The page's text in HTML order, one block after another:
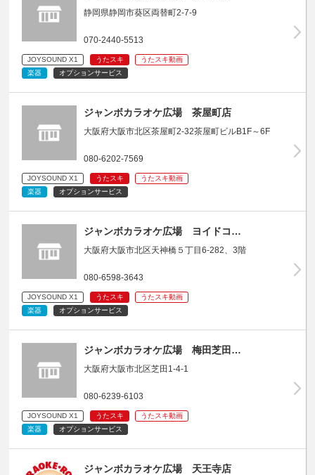
静岡県静岡市葵区両替町2-7-9
070-2440-5513
JOYSOUND X1 うたスキ
うたスキ動画
楽器
オプションサービス
ジャンボカラオケ広場 茶屋町店
大阪府大阪市北区茶屋町2-32茶屋町ビルB1F～6F
080-6202-7569
JOYSOUND X1 うたスキ
うたスキ動画
楽器
オプションサービス
ジャンボカラオケ広場 ヨイドコ…
大阪府大阪市北区天神橋５丁目6-282、3階
080-6598-3643
JOYSOUND X1 うたスキ
うたスキ動画
楽器
オプションサービス
ジャンボカラオケ広場 梅田芝田…
大阪府大阪市北区芝田1-4-1
080-6239-6103
JOYSOUND X1 うたスキ
うたスキ動画
楽器
オプションサービス
ジャンボカラオケ広場 天王寺店